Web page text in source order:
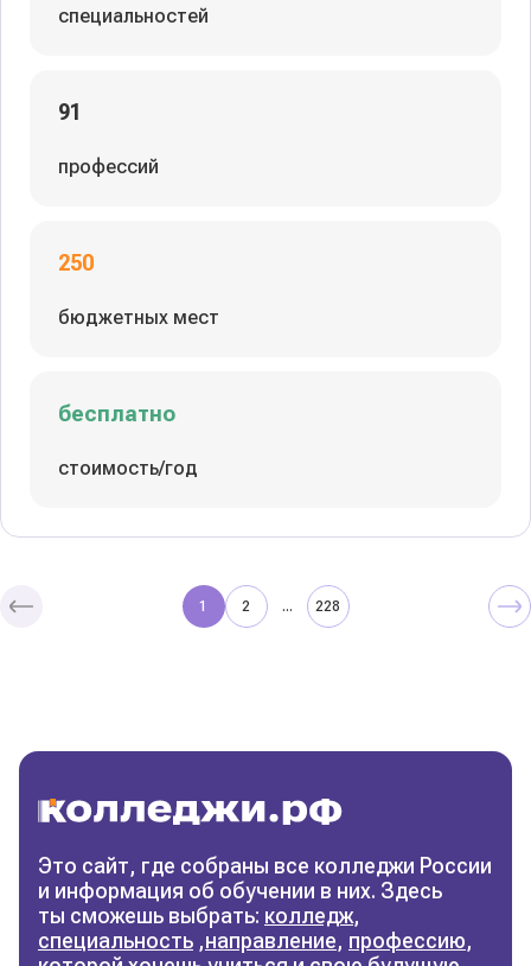
специальностей
91
профессий
250
бюджетных мест
бесплатно
стоимость/год
колледж
Фильтры
Сбросить фильтры
1 2 ... 228
Это сайт, где собраны все колледжи России
и информация об обучении в них. Здесь
ты сможешь выбрать: колледж,
специальность ,направление, профессию,